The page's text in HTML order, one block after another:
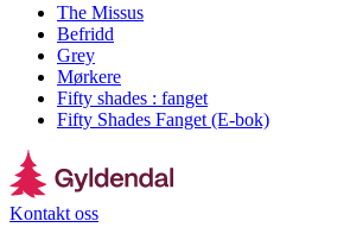
The Missus
Befridd
Grey
Mørkere
Fifty shades : fanget
Fifty Shades Fanget (E-bok)
Kontakt oss